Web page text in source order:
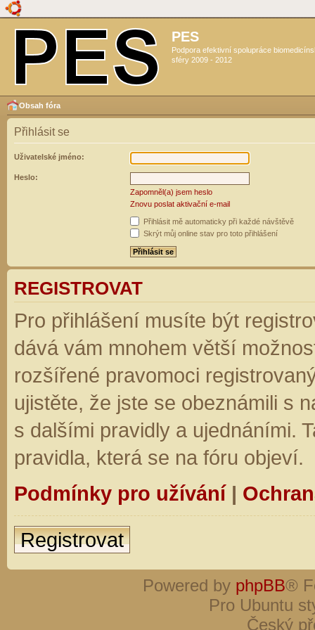
PES
Podpora efektivní spolupráce
sféry 2009 - 2012
Obsah fóra
Přihlásit se
Uživatelské jméno:
Heslo:
Zapomněl(a) jsem heslo
Znovu poslat aktivační e-mail
Přihlásit mě automaticky při každé návštěvě
Skrýt můj online stav pro toto přihlášení
REGISTROVAT
Pro přihlášení musíte být
dává vám mnohem větší
rozšířené pravomoci
ujistěte, že jste se obeznámili s
s dalšími pravidly a ujednáními.
pravidla, která se na fóru objeví.
Podmínky pro užívání|
Registrovat
Powered by phpBB®
Pro Ubuntu
Český